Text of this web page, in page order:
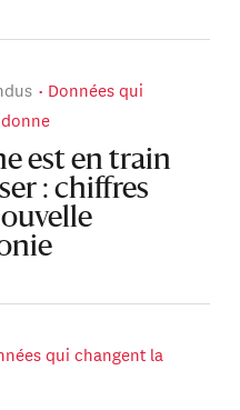
Données qui
est en train
: chiffres
qui changent la